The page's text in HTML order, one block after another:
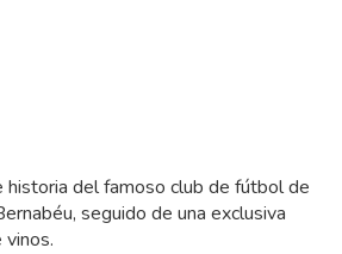
historia del famoso club de fútbol de
seguido de una exclusiva